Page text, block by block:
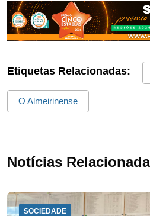
Etiquetas Relacionadas:
O Almeirinense
Notícias
SOCIEDADE